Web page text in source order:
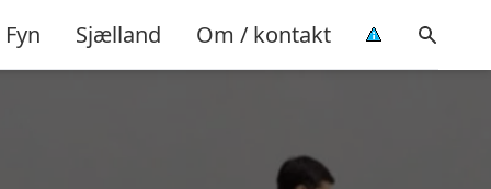
Fyn Sjælland Om / kontakt